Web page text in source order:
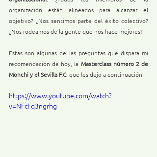
organización están alineados para alcanzar el
objetivo? ¿Nos sentimos parte del éxito colectivo?
¿Nos rodeamos de la gente que nos hace mejores?
Estas son algunas de las preguntas que dispara mi
recomendación de hoy, la Masterclass número 2 de
Monchi y el Sevilla F.C. que les dejo a continuación.
https://www.youtube.com/watch?
v=NFcFq3ngrhg